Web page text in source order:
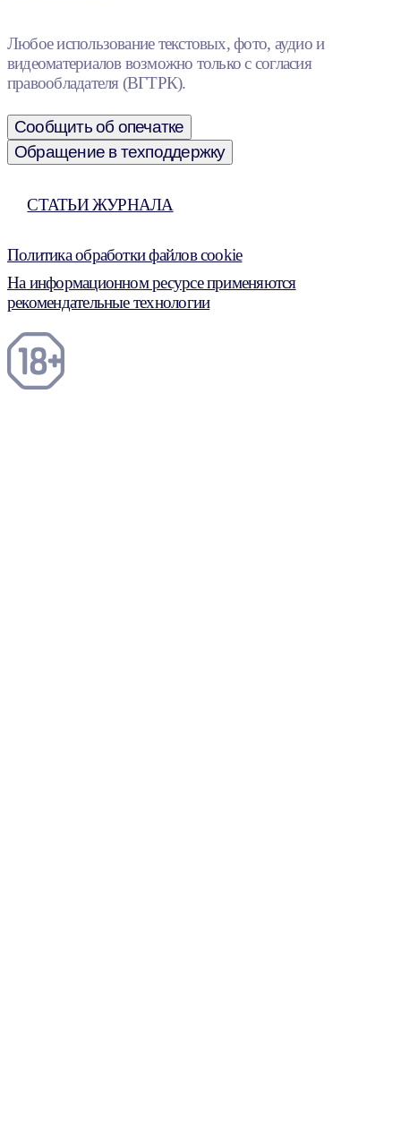
Любое использование текстовых, фото, аудио и
видеоматериалов возможно только с согласия
правообладателя (ВГТРК).
Сообщить об опечатке
Обращение в техподдержку
СТАТЬИ ЖУРНАЛА
Политика обработки файлов cookie
На информационном ресурсе применяются
рекомендательные технологии